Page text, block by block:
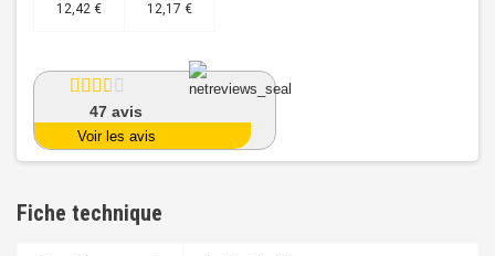
12,42 € 12,17 €
47avis
Voir les avis
Fiche technique